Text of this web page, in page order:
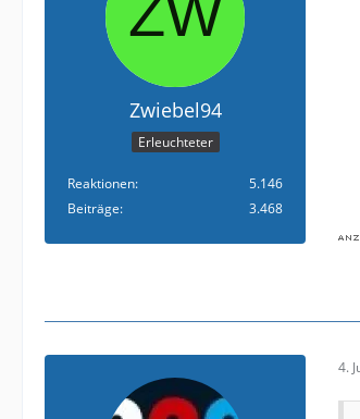
Zwiebel94
Erleuchteter
Reaktionen
5.146
Beiträge
3.468
4.